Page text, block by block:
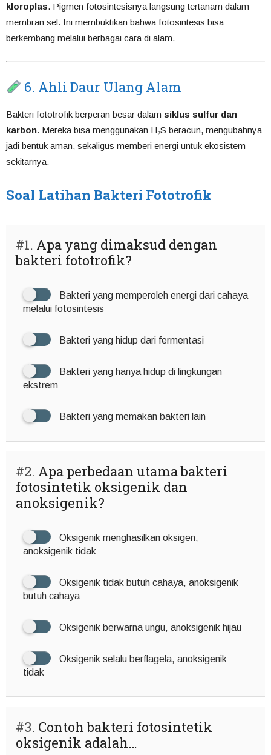
kloroplas. Pigmen fotosintesisnya langsung tertanam dalam
membran sel. Ini membuktikan bahwa fotosintesis bisa
berkembang melalui berbagai cara di alam.
6. Ahli Daur Ulang Alam
Bakteri fototrofik berperan besar dalam siklus sulfur dan
karbon. Mereka bisa menggunakan H₂S beracun, mengubahnya
jadi bentuk aman, sekaligus memberi energi untuk ekosistem
sekitarnya.
Soal Latihan Bakteri Fototrofik
#1. Apa yang dimaksud dengan
bakteri fototrofik?
Bakteri yang memperoleh energi dari cahaya
melalui fotosintesis
Bakteri yang hidup dari fermentasi
Bakteri yang hanya hidup di lingkungan
ekstrem
Bakteri yang memakan bakteri lain
#2. Apa perbedaan utama bakteri
fotosintetik oksigenik dan
anoksigenik?
Oksigenik menghasilkan oksigen,
anoksigenik tidak
Oksigenik tidak butuh cahaya, anoksigenik
butuh cahaya
Oksigenik berwarna ungu, anoksigenik hijau
Oksigenik selalu berflagela, anoksigenik
tidak
#3. Contoh bakteri fotosintetik
oksigenik adalah…